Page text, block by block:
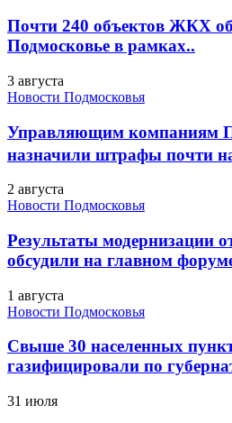
Почти 240 объектов ЖКХ
Подмосковье в рамках..
3 августа
Новости Подмосковья
Управляющим компаниям
назначили штрафы почти
2 августа
Новости Подмосковья
Результаты модернизации
обсудили на главном
1 августа
Новости Подмосковья
Свыше 30 населенных
газифицировали по
31 июля